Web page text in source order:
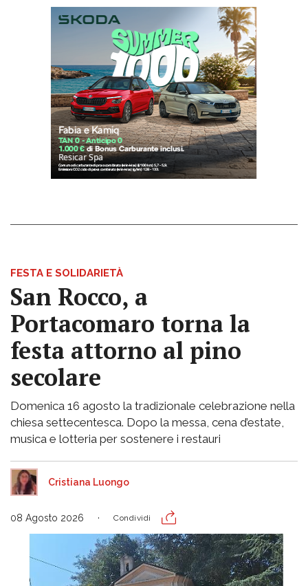
FESTA E SOLIDARIETÀ
San Rocco, a
Portacomaro torna la
festa attorno al pino
secolare
Domenica 16 agosto la tradizionale celebrazione nella
chiesa settecentesca. Dopo la messa, cena d’estate,
musica e lotteria per sostenere i restauri
Cristiana Luongo
08 Agosto 2026 Condividi